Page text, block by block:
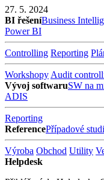
27. 5. 2024
BI řešeníBusiness
Power BI
Controlling Reporting
Workshopy Audit
Vývoj softwaruSW na
ADIS
Reporting
ReferencePřípadové
Výroba Obchod Utility
Helpdesk